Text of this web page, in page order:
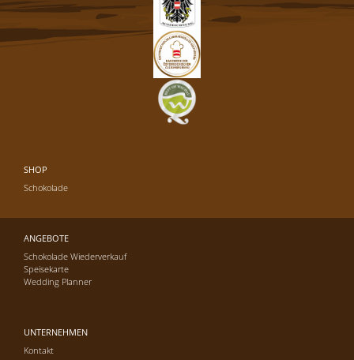
SHOP
Schokolade
ANGEBOTE
Schokolade Wiederverkauf
Speisekarte
Wedding Planner
UNTERNEHMEN
Kontakt